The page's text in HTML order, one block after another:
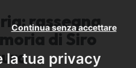
la tua privacy
Continua senza accettare
rassegna
di Siro